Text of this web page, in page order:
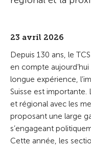
23 avril 2026
Depuis 130 ans, le
en compte
longue expérience,
Suisse est importante.
et régional avec les
proposant une large
s’engageant
Cette année, les